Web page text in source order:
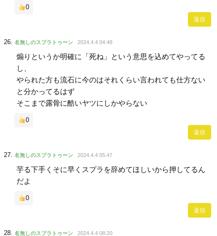
0
返信
名無しのスプラトゥーン 2024.4.4 04:48
煽りというか明確に「死ね」という意思を込めてやってる
し、
やられた方も流石に今のはそれくらい言われても仕方ない
と分かってるはず
そこまで露骨に酷いヤツにしかやらない
0
返信
名無しのスプラトゥーン 2024.4.4 05:47
芋る下手くそに早くスプラを辞めてほしいから押してるん
だよ
0
返信
名無しのスプラトゥーン 2024.4.4 08:20